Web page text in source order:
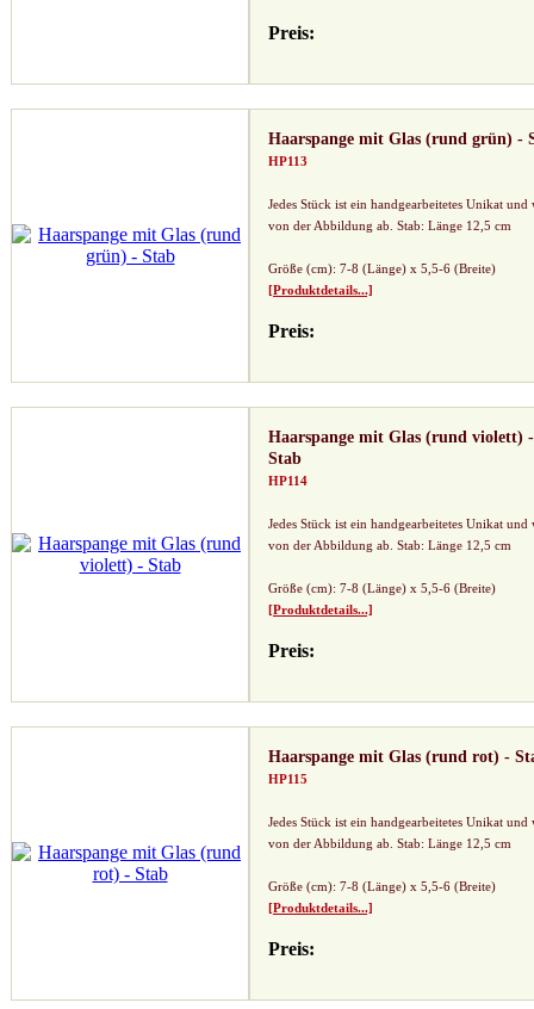
Preis:
Haarspange mit Glas (rund grün) -
HP113
Jedes Stück ist ein handgearbeitetes Unikat und
von der Abbildung ab. Stab: Länge 12,5 cm
Größe (cm): 7-8 (Länge) x 5,5-6 (Breite)
[Produktdetails...]
Preis:
Haarspange mit Glas (rund violett) -
Stab
HP114
Jedes Stück ist ein handgearbeitetes Unikat und
von der Abbildung ab. Stab: Länge 12,5 cm
Größe (cm): 7-8 (Länge) x 5,5-6 (Breite)
[Produktdetails...]
Preis:
Haarspange mit Glas (rund rot) -
HP115
Jedes Stück ist ein handgearbeitetes Unikat und
von der Abbildung ab. Stab: Länge 12,5 cm
Größe (cm): 7-8 (Länge) x 5,5-6 (Breite)
[Produktdetails...]
Preis: